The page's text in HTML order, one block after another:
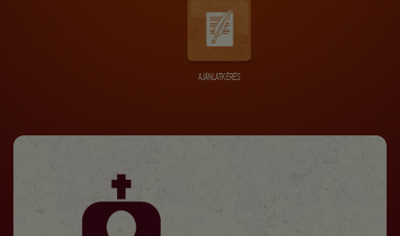
AJÁNLATKÉRÉS